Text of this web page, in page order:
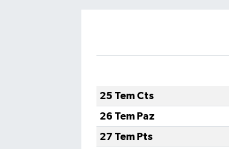
25 Tem Cts
26 Tem Paz
27 Tem Pts